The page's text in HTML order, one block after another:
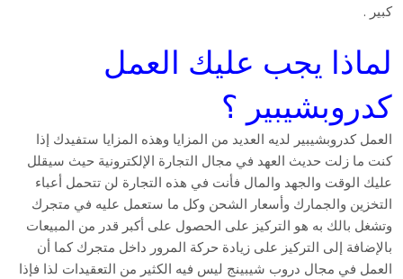
كبير .
لماذا يجب عليك العمل
كدروبشيبير ؟
العمل كدروبشيبير لديه العديد من المزايا وهذه المزايا ستفيدك إذا
كنت ما زلت حديث العهد في مجال التجارة الإلكترونية حيث سيقلل
عليك الوقت والجهد والمال فأنت في هذه التجارة لن تتحمل أعباء
التخزين والجمارك وأسعار الشحن وكل ما ستعمل عليه في متجرك
وتشغل بالك به هو التركيز على الحصول على أكبر قدر من المبيعات
بالإضافة إلى التركيز على زيادة حركة المرور داخل متجرك كما أن
العمل في مجال دروب شيبينج ليس فيه الكثير من التعقيدات لذا فإذا